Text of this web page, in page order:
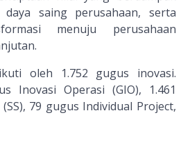
saing perusahaan, serta
menuju perusahaan
oleh 1.752 gugus inovasi.
Inovasi Operasi (GIO), 1.461
79 gugus Individual Project,